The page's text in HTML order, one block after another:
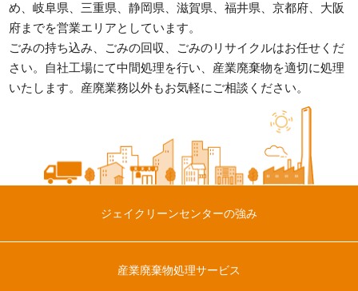
め、 岐阜県、三重県、静岡県、滋賀県、福井県、京都府、大阪
府までを営業エリアとしています。
ごみの持ち込み、ごみの回収、ごみのリサイクルはお任せくだ
さい。
自社工場にて中間処理を行い、産業廃棄物を適切に処理
いたします。 産廃業務以外もお気軽にご相談ください。
ジェイクリーンセンターの強み
産業廃棄物処理サービス